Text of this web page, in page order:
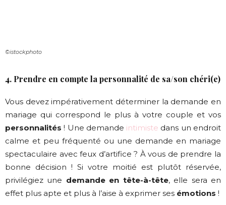
©istockphoto
4. Prendre en compte la personnalité de sa/son chéri(e)
Vous devez impérativement déterminer la demande en
mariage qui correspond le plus à votre couple et vos
personnalités ! Une demande intimiste dans un endroit
calme et peu fréquenté ou une demande en mariage
spectaculaire avec feux d’artifice ? À vous de prendre la
bonne décision ! Si votre moitié est plutôt réservée,
privilégiez une demande en tête-à-tête, elle sera en
effet plus apte et plus à l’aise à exprimer ses émotions !